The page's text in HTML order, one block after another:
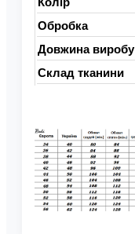
Обробка
Довжина виробу
Склад тканини